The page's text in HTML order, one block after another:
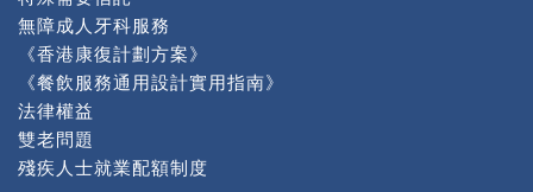
無障成人牙科服務
《香港康復計劃方案》
《餐飲服務通用設計實用指南》
法律權益
雙老問題
殘疾人士就業配額制度